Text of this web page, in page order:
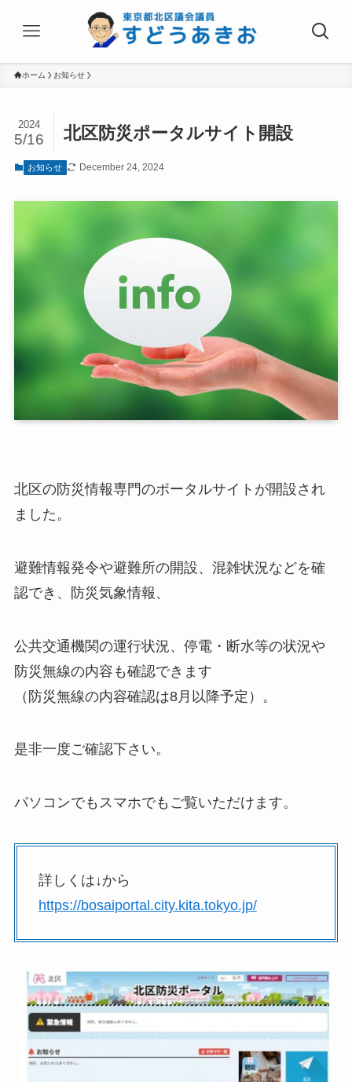
ホーム お知らせ
北区防災ポータルサイト開設
2024
5/16
お知らせ December 24, 2024
北区の防災情報専門のポータルサイトが開設され
ました。
避難情報発令や避難所の開設、混雑状況などを確
認でき、防災気象情報、
公共交通機関の運行状況、停電・断水等の状況や
防災無線の内容も確認できます
（防災無線の内容確認は8月以降予定）。
是非一度ご確認下さい。
パソコンでもスマホでもご覧いただけます。
詳しくは↓から
https://bosaiportal.city.kita.tokyo.jp/